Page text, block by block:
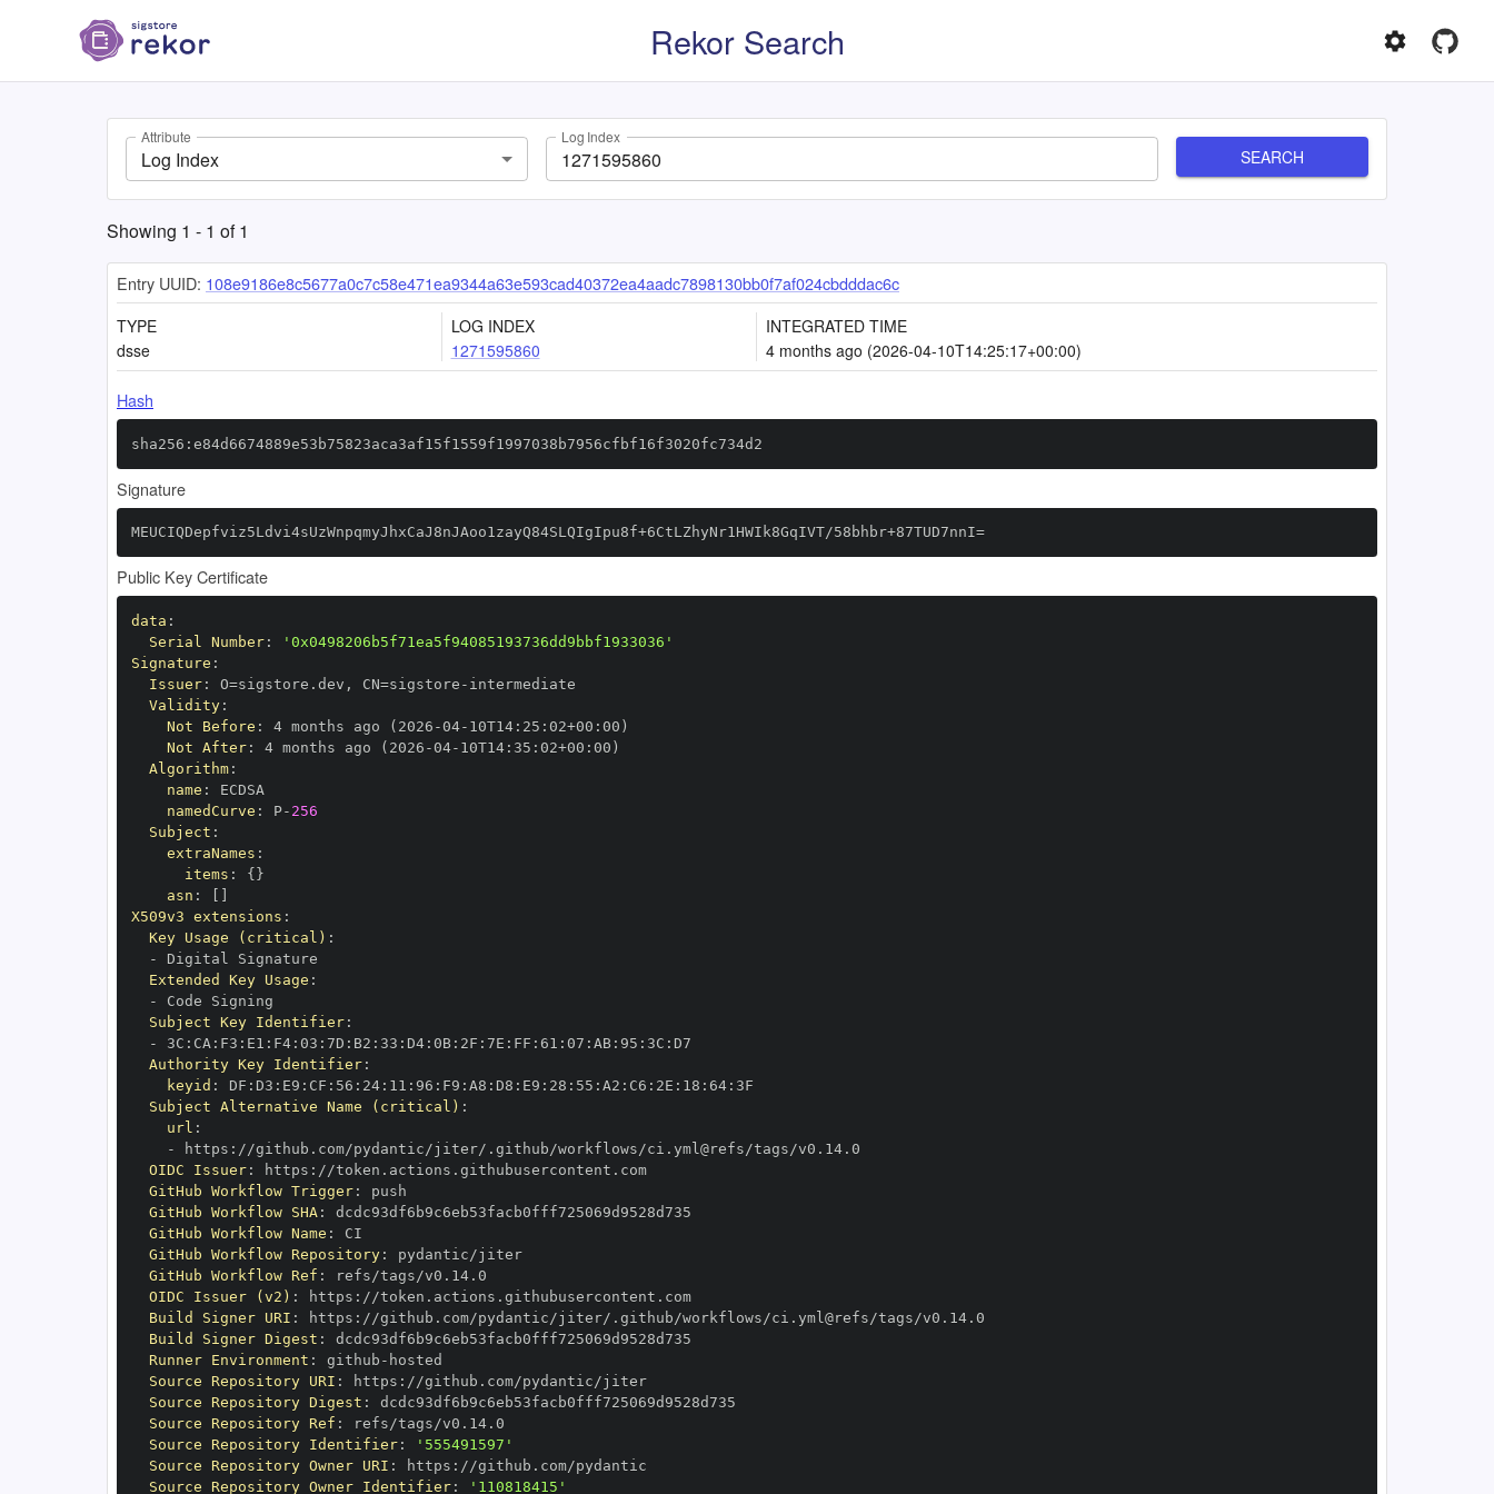
Rekor Search
Attribute
Log Index
Log Index
SEARCH
Showing 1 - 1 of1
Entry UUID: 108e9186e8c5677a0c7c58e471ea9344a63e593cad40372ea4aadc7898130bb0f7af024cbdddac6c
TYPE
dsse
LOG INDEX
1271595860
INTEGRATED TIME
4 months ago (2026-04-10T14:25:17+00:00)
Hash
sha256:e84d6674889e53b75823aca3af15f1559f1997038b7956cfbf16f3020fc734d2
Signature
MEUCIQDepfviz5Ldvi4sUzWnpqmyJhxCaJ8nJAoo1zayQ84SLQIgIpu8f+6CtLZhyNr1HWIk8GqIVT/58bhbr+87TUD7nnI=
Public Key Certificate
data :
Serial Number:
'0x0498206b5f71ea5f94085193736dd9bbf1933036'
Signature :
Issuer: O=sigstore.dev , CN=sigstore -
Validity:
Not Before : 4 months ago (2026 -04- 10T14: 25 : 02+00 :
Not After: 4 months ago (2026 -04- 10T14: 35 : 02+00 :
Algorithm:
name :
namedCurve : P- 256
Subject :
extraNames :
items : { }
asn :
X509v3 extensions :
Key Usage (critical) :
-
Extended Key Usage :
-
Subject Key Identifier:
-
3C : CA : F3 : E1 : F4: 03 : 7D : B2 : 33 : D4: 0B: 2F : 7E : FF : 61 : 07 : AB: 95 : 3C :
Authority Key Identifier:
keyid : DF : D3 : E9 : CF : 56 : 24: 11 : 96 : F9 : A8 : D8 : E9 : 28 : 55 : A2 : C6 : 2E : 18 : 64:
Subject Alternative Name (critical) :
url :
-
https :
OIDC Issuer: https :
//token.actions.githubusercontent.com
GitHub Workflow Trigger:
GitHub Workflow SHA:
GitHub Workflow Name :
GitHub Workflow Repository:
pydantic/jiter
GitHub Workflow Ref :
OIDC Issuer (v2) : https :
//token.actions.githubusercontent.com
Build Signer URI : https :
Build Signer Digest :
Runner Environment : github -
Source Repository URI : https :
//github.com/pydantic/jiter
Source Repository Digest :
Source Repository Ref :
Source Repository Identifier:
'555491597'
Source Repository Owner URI : https :
Source Repository Owner Identifier: '110818415'